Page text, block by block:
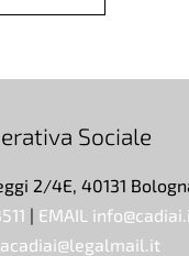
Sociale
2/4E, 40131
| EMAIL